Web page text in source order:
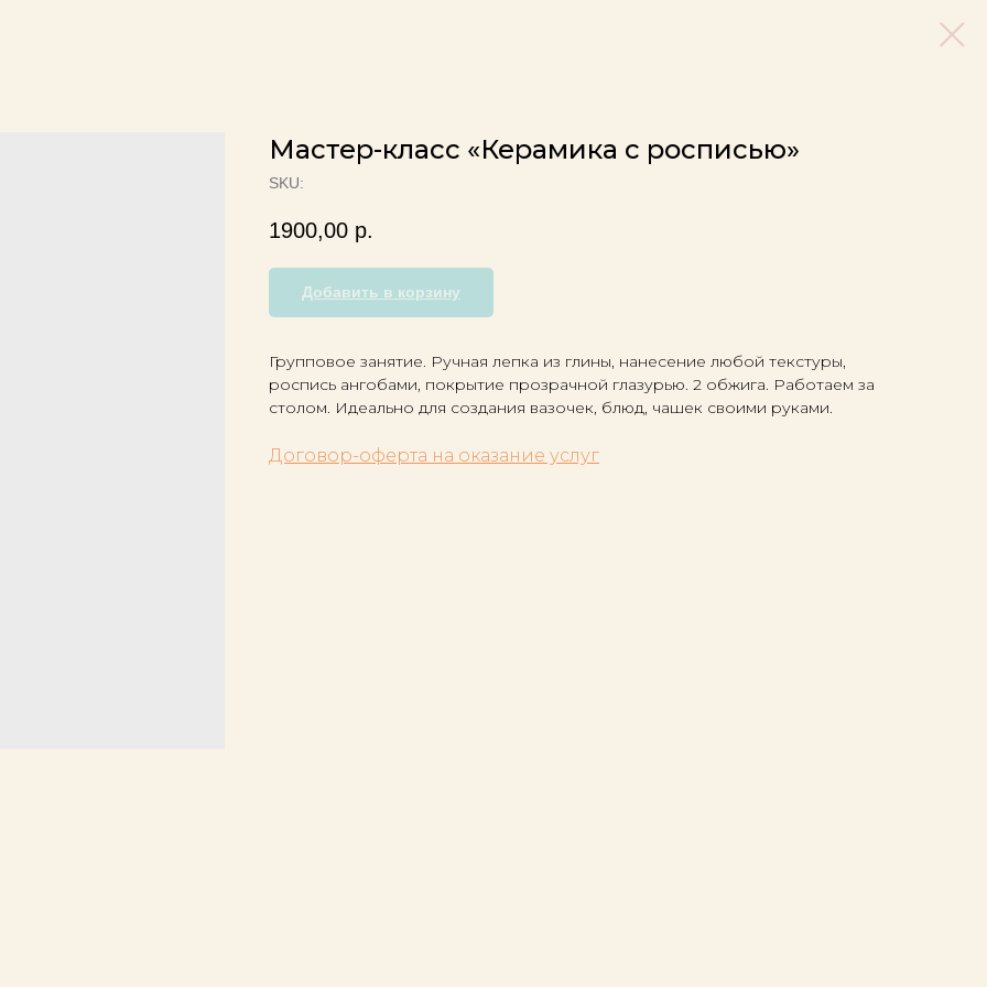
Мастер-класс «Керамика с росписью»
SKU:
1900,00 р.
Добавить в корзину
Групповое занятие. Ручная лепка из глины, нанесение любой текстуры,
роспись ангобами, покрытие прозрачной глазурью. 2 обжига. Работаем за
столом. Идеально для создания вазочек, блюд, чашек своими руками.
Договор-оферта на оказание услуг